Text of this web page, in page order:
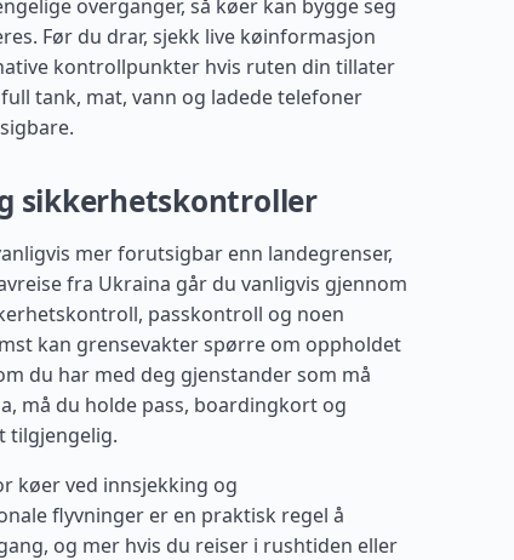
overganger, så køer kan bygge seg
Før du drar, sjekk live køinformasjon
kontrollpunkter hvis ruten din tillater
tank, mat, vann og ladede telefoner
sikkerhetskontroller
mer forutsigbar enn landegrenser,
fra Ukraina går du vanligvis gjennom
passkontroll og noen
kan grensevakter spørre om oppholdet
du har med deg gjenstander som må
må du holde pass, boardingkort og
tilgjengelig.
køer ved innsjekking og
flyvninger er en praktisk regel å
og mer hvis du reiser i rushtiden eller